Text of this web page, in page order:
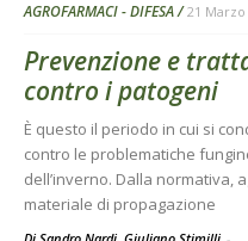
AGROFARMACI - DIFESA 21 Marzo
Prevenzione e
contro i patogeni
È questo il periodo in cui si
contro le problematiche
dell’inverno. Dalla normativa,
materiale di propagazione